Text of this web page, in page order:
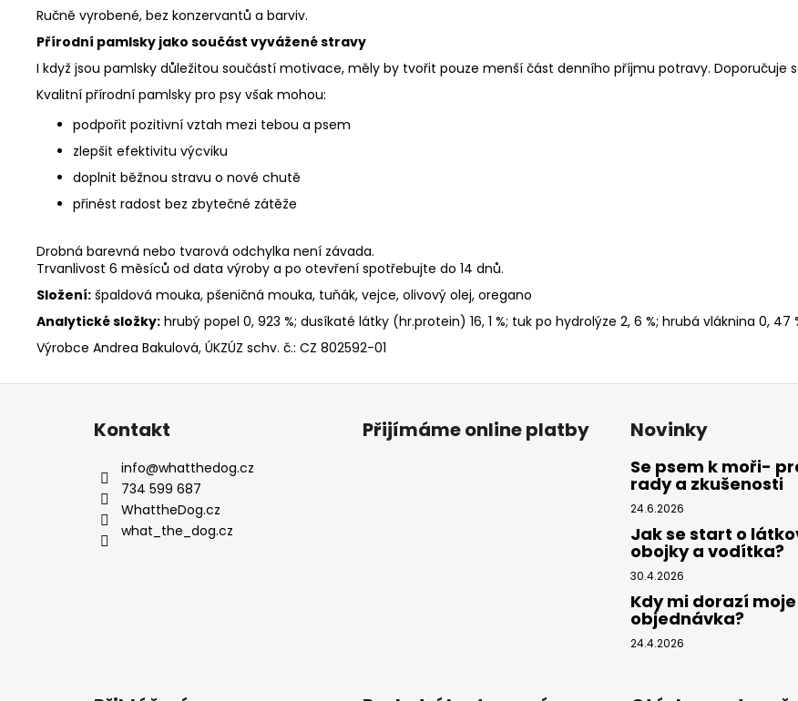
Ručně vyrobené, bez konzervantů a barviv.
Přírodní pamlsky jako součást vyvážené stravy
I když jsou pamlsky důležitou součástí motivace, měly by tvořit pouze menší část denního příjmu potravy. Doporučuje
Kvalitní přírodní pamlsky pro psy však mohou:
podpořit pozitivní vztah mezi tebou a psem
zlepšit efektivitu výcviku
doplnit běžnou stravu o nové chutě
přinést radost bez zbytečné zátěže
Drobná barevná nebo tvarová odchylka není závada.
Trvanlivost 6 měsíců od data výroby a po otevření spotřebujte do 14 dnů.
Složení: špaldová mouka, pšeničná mouka, tuňák, vejce, olivový olej, oregano
Analytické složky: hrubý popel 0, 923 %; dusíkaté látky (hr.protein) 16, 1 %; tuk po hydrolýze 2, 6 %; hrubá vláknina 0, 47
Výrobce Andrea Bakulová, ÚKZÚZ schv. č.: CZ 802592-01
Z
Kontakt
info@whatthedog.cz
734 599 687
WhattheDog.cz
what_the_dog.cz
Přijímáme online platby Novinky
Se psem k moři-
rady a zkušenosti
24.6.2026
Jak se start o
obojky a vodítka?
30.4.2026
Kdy mi dorazí moje
objednávka?
24.4.2026